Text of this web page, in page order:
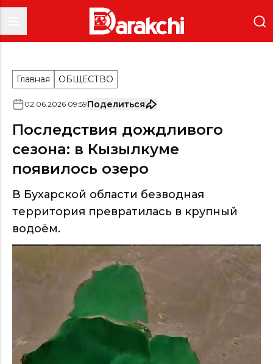
Главная ОБЩЕСТВО
02.06.2026 09:59Поделиться
Последствия дождливого
сезона: в Кызылкуме
появилось озеро
В Бухарской области безводная
территория превратилась в крупный
водоём.